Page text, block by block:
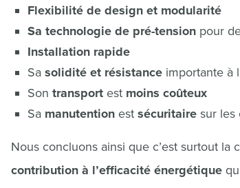
Flexibilité de design et modularité
Sa technologie de pré-tension pour
Installation rapide
Sa solidité et résistance importante à
Son transport est moins coûteux
Sa manutention est sécuritaire sur les
Nous concluons ainsi que c’est surtout la
contribution à l’efficacité énergétique